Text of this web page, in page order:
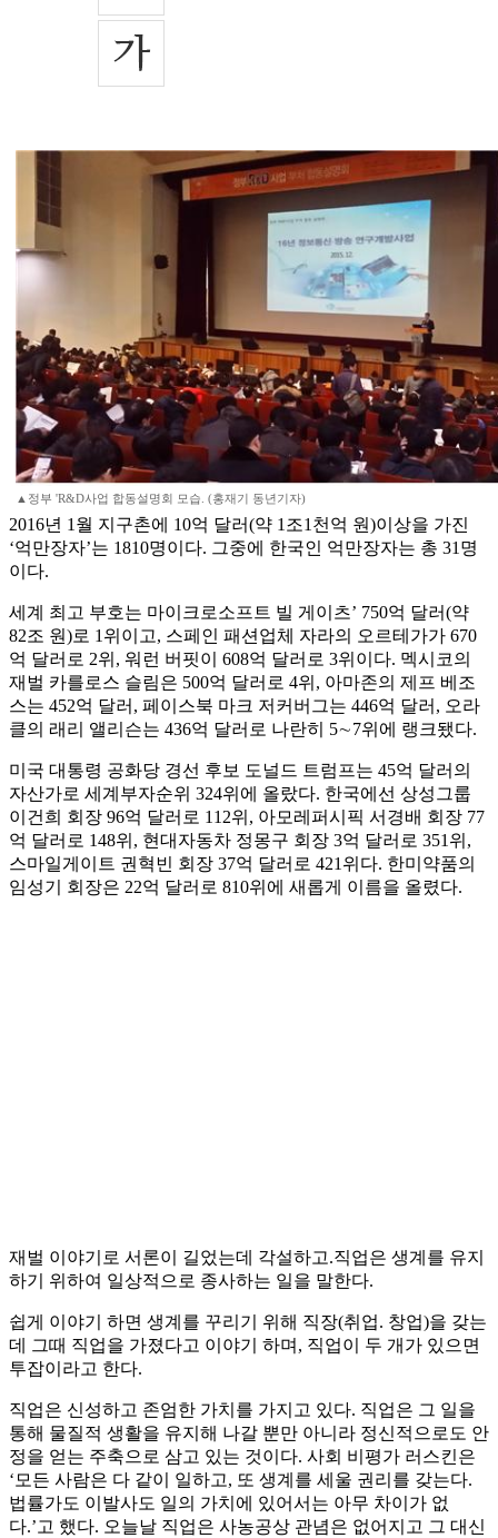
▲정부 'R&D사업 합동설명회 모습. (홍재기 동년기자)
2016년 1월 지구촌에 10억 달러(약 1조1천억 원)이상을 가진
‘억만장자’는 1810명이다. 그중에 한국인 억만장자는 총 31명
이다.
세계 최고 부호는 마이크로소프트 빌 게이츠’ 750억 달러(약
82조 원)로 1위이고, 스페인 패션업체 자라의 오르테가가 670
억 달러로 2위, 워런 버핏이 608억 달러로 3위이다. 멕시코의
재벌 카를로스 슬림은 500억 달러로 4위, 아마존의 제프 베조
스는 452억 달러, 페이스북 마크 저커버그는 446억 달러, 오라
클의 래리 앨리슨는 436억 달러로 나란히 5∼7위에 랭크됐다.
미국 대통령 공화당 경선 후보 도널드 트럼프는 45억 달러의
자산가로 세계부자순위 324위에 올랐다. 한국에선 상성그룹
이건희 회장 96억 달러로 112위, 아모레퍼시픽 서경배 회장 77
억 달러로 148위, 현대자동차 정몽구 회장 3억 달러로 351위,
스마일게이트 권혁빈 회장 37억 달러로 421위다. 한미약품의
임성기 회장은 22억 달러로 810위에 새롭게 이름을 올렸다.
재벌 이야기로 서론이 길었는데 각설하고.직업은 생계를 유지
하기 위하여 일상적으로 종사하는 일을 말한다.
쉽게 이야기 하면 생계를 꾸리기 위해 직장(취업. 창업)을 갖는
데 그때 직업을 가졌다고 이야기 하며, 직업이 두 개가 있으면
투잡이라고 한다.
직업은 신성하고 존엄한 가치를 가지고 있다. 직업은 그 일을
통해 물질적 생활을 유지해 나갈 뿐만 아니라 정신적으로도 안
정을 얻는 주축으로 삼고 있는 것이다. 사회 비평가 러스킨은
‘모든 사람은 다 같이 일하고, 또 생계를 세울 권리를 갖는다.
법률가도 이발사도 일의 가치에 있어서는 아무 차이가 없
다.’고 했다. 오늘날 직업은 사농공상 관념은 없어지고 그 대신